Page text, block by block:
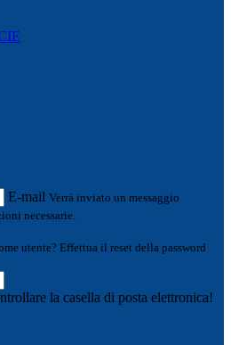
E-mail Verrà inviato un messaggio
necessarie.
utente? Effettua il reset della password
la casella di posta elettronica!